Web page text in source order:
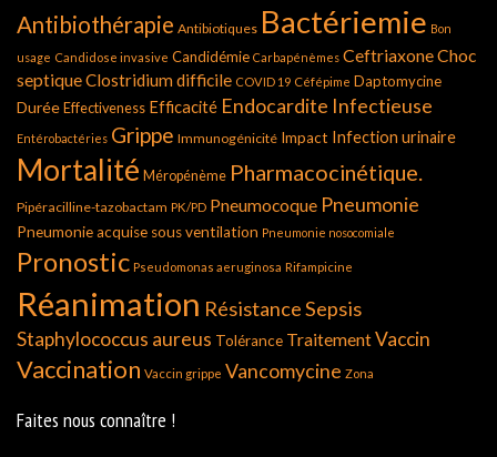
Antibiothérapie Antibiotiques Bactériemie Bon
usage Candidose invasive Candidémie Carbapénèmes CeftriaxoneChoc
septiqueClostridium difficile COVID 19 Céfépime Daptomycine
Durée Effectiveness Efficacité Endocardite Infectieuse
Entérobactéries Grippe Immunogénicité Impact Infection urinaire
Mortalité Méropénème Pharmacocinétique.
Pipéracilline-tazobactam PK/PD Pneumocoque Pneumonie
Pneumonie acquise sous ventilation Pneumonie nosocomiale
Pronostic Pseudomonas aeruginosa Rifampicine
Réanimation RésistanceSepsis
Staphylococcus aureus Tolérance TraitementVaccin
Vaccination Vaccin grippe Vancomycine Zona
Faites nous connaître !